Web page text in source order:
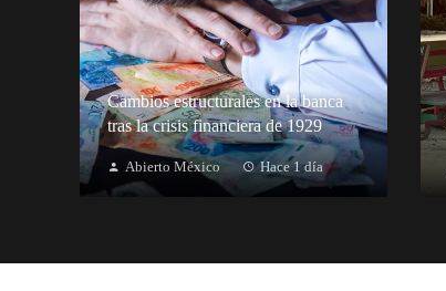
Cambios estructurales en la banca
tras la crisis financiera de 1929
Abierto México Hace 1 día